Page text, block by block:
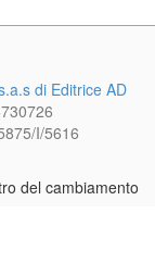
di Editrice AD
I/5616
del cambiamento